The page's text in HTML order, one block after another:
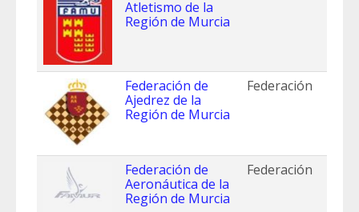
Atletismo de la
Región de Murcia
Federación de
Ajedrez de la
Región de Murcia
Federación
Federación de
Aeronáutica de la
Región de Murcia
Federación